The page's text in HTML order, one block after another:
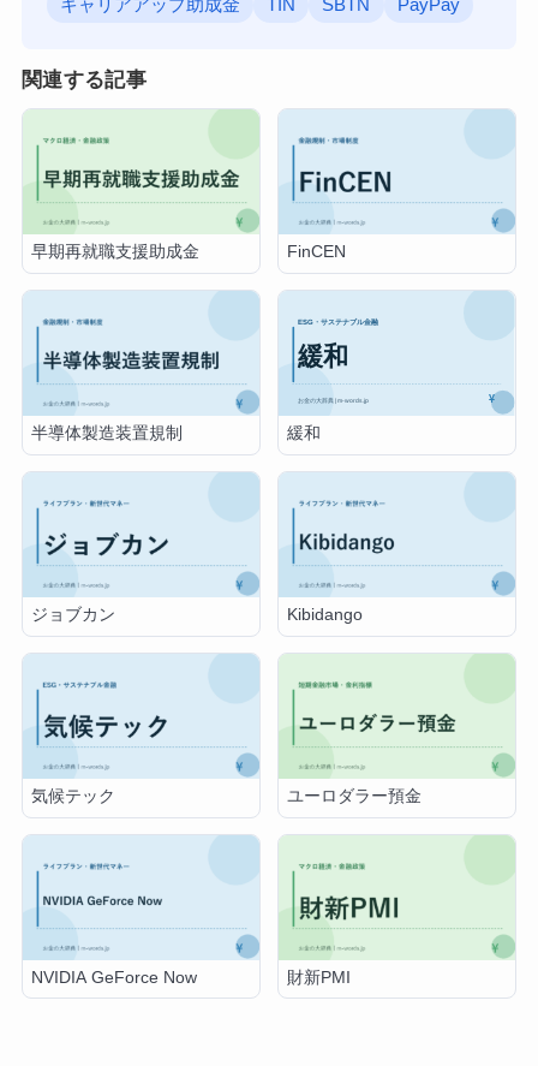
キャリアアップ助成金 TIN SBTN PayPay
関連する記事
早期再就職支援助成金 FinCEN
半導体製造装置規制 緩和
ジョブカン Kibidango
気候テック ユーロダラー預金
NVIDIA GeForce Now 財新PMI